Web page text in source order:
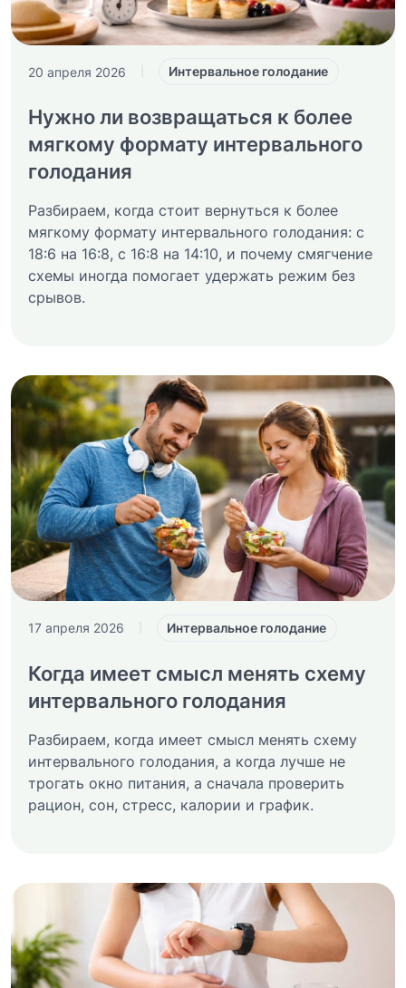
20 апреля 2026 Интервальное голодание
Нужно ли возвращаться к более
мягкому формату интервального
голодания
Разбираем, когда стоит вернуться к более
мягкому формату интервального голодания: с
18:6 на 16:8, с 16:8 на 14:10, и почему смягчение
схемы иногда помогает удержать режим без
срывов.
17 апреля 2026 Интервальное голодание
Когда имеет смысл менять схему
интервального голодания
Разбираем, когда имеет смысл менять схему
интервального голодания, а когда лучше не
трогать окно питания, а сначала проверить
рацион, сон, стресс, калории и график.